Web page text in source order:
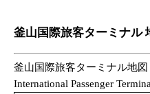
釜山国際旅客ターミナル
釜山国際旅客ターミナル地図
International Passenger